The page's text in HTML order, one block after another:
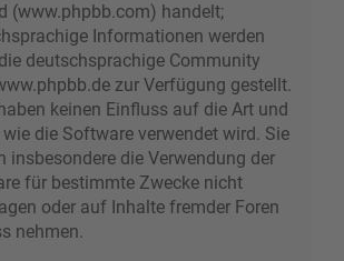
(www.phpbb.com) handelt;
Informationen werden
deutschsprachige Community
zur Verfügung gestellt.
keinen Einfluss auf die Art und
wie die Software verwendet wird. Sie
insbesondere die Verwendung der
für bestimmte Zwecke nicht
oder auf Inhalte fremder Foren
nehmen.